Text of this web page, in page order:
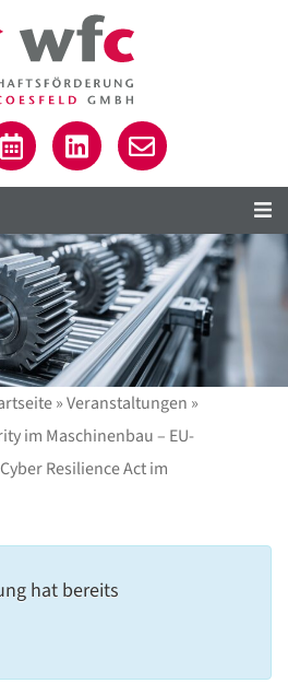
»Veranstaltungen »
im Maschinenbau – EU-
Resilience Act im
hat bereits